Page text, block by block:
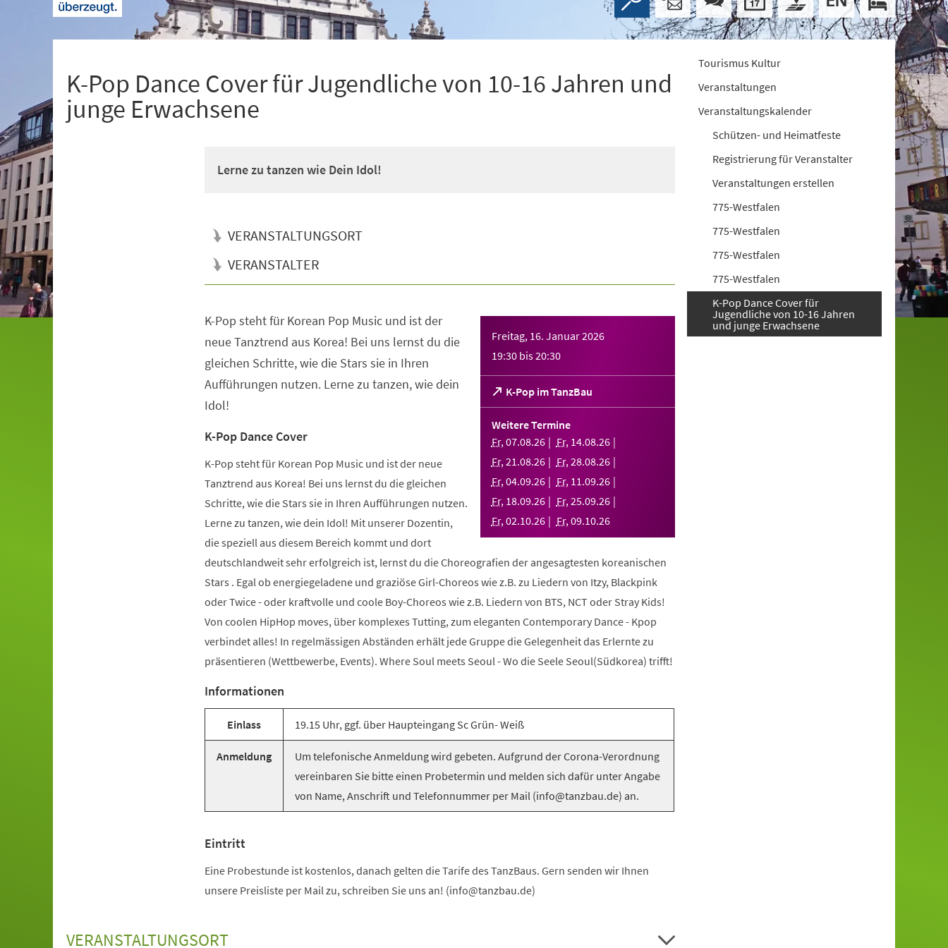
K-Pop Dance Cover für Jugendliche von 10-16 Jahren und
junge Erwachsene
Lerne zu tanzen wie Dein Idol!
VERANSTALTUNGSORT
VERANSTALTER
Freitag, 16. Januar 2026
19:30 bis20:30
K-Pop im TanzBau
(Öffnet
in
einem
Tab)
Weitere Termine
Fr,07.08.26 Fr, 14.08.26
Fr,21.08.26 Fr,28.08.26
Fr,04.09.26 Fr, 11.09.26
Fr, 18.09.26 Fr,25.09.26
Fr,02.10.26 Fr,09.10.26
K-Pop steht für Korean Pop Music und ist der
neue Tanztrend aus Korea! Bei uns lernst du die
gleichen Schritte, wie die Stars sie in Ihren
Aufführungen nutzen. Lerne zu tanzen, wie dein
Idol!
K-Pop Dance Cover
K-Pop steht für Korean Pop Music und ist der neue
Tanztrend aus Korea! Bei uns lernst du die gleichen
Schritte, wie die Stars sie in Ihren Aufführungen nutzen.
Lerne zu tanzen, wie dein Idol! Mit unserer Dozentin,
die speziell aus diesem Bereich kommt und dort
deutschlandweit sehr erfolgreich ist, lernst du die Choreografien der angesagtesten koreanischen
Stars . Egal ob energiegeladene und graziöse Girl-Choreos wie z.B. zu Liedern von Itzy, Blackpink
oder Twice - oder kraftvolle und coole Boy-Choreos wie z.B. Liedern von BTS, NCT oder Stray Kids!
Von coolen HipHop moves, über komplexes Tutting, zum eleganten Contemporary Dance - Kpop
verbindet alles! In regelmässigen Abständen erhält jede Gruppe die Gelegenheit das Erlernte zu
präsentieren (Wettbewerbe, Events). Where Soul meets Seoul - Wo die Seele Seoul(Südkorea) trifft!
Informationen
Einlass 19.15 Uhr, ggf. über Haupteingang Sc Grün- Weiß
Anmeldung
Um telefonische Anmeldung wird gebeten. Aufgrund der Corona-Verordnung
vereinbaren Sie bitte einen Probetermin und melden sich dafür unter Angabe
von Name, Anschrift und Telefonnummer per Mail (info@tanzbau.de) an.
Eintritt
Eine Probestunde ist kostenlos, danach gelten die Tarife des TanzBaus. Gern senden wir Ihnen
unsere Preisliste per Mail zu, schreiben Sie uns an! (info@tanzbau.de)
VERANSTALTUNGSORT
Tourismus Kultur
Veranstaltungen
Veranstaltungskalender
Schützen- und Heimatfeste
Registrierung für Veranstalter
Veranstaltungen erstellen
775-Westfalen
775-Westfalen
775-Westfalen
775-Westfalen
K-Pop Dance Cover für
Jugendliche von 10-16 Jahren
und junge Erwachsene